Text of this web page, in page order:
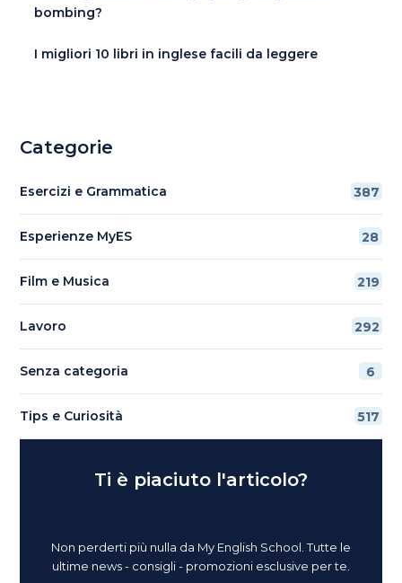
bombing?
I migliori 10 libri in inglese facili da leggere
Categorie
Esercizi e Grammatica 387
Esperienze MyES 28
Film e Musica 219
Lavoro 292
Senza categoria 6
Tips e Curiosità 517
Ti è piaciuto l'articolo?
Non perderti più nulla da My English School. Tutte le
ultime news - consigli - promozioni esclusive per te.